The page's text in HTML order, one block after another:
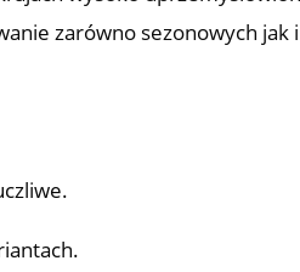
zarówno sezonowych jak i